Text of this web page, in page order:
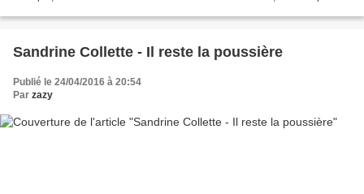
Sandrine Collette - Il reste la poussière
Publié le 24/04/2016 à 20:54
Par zazy